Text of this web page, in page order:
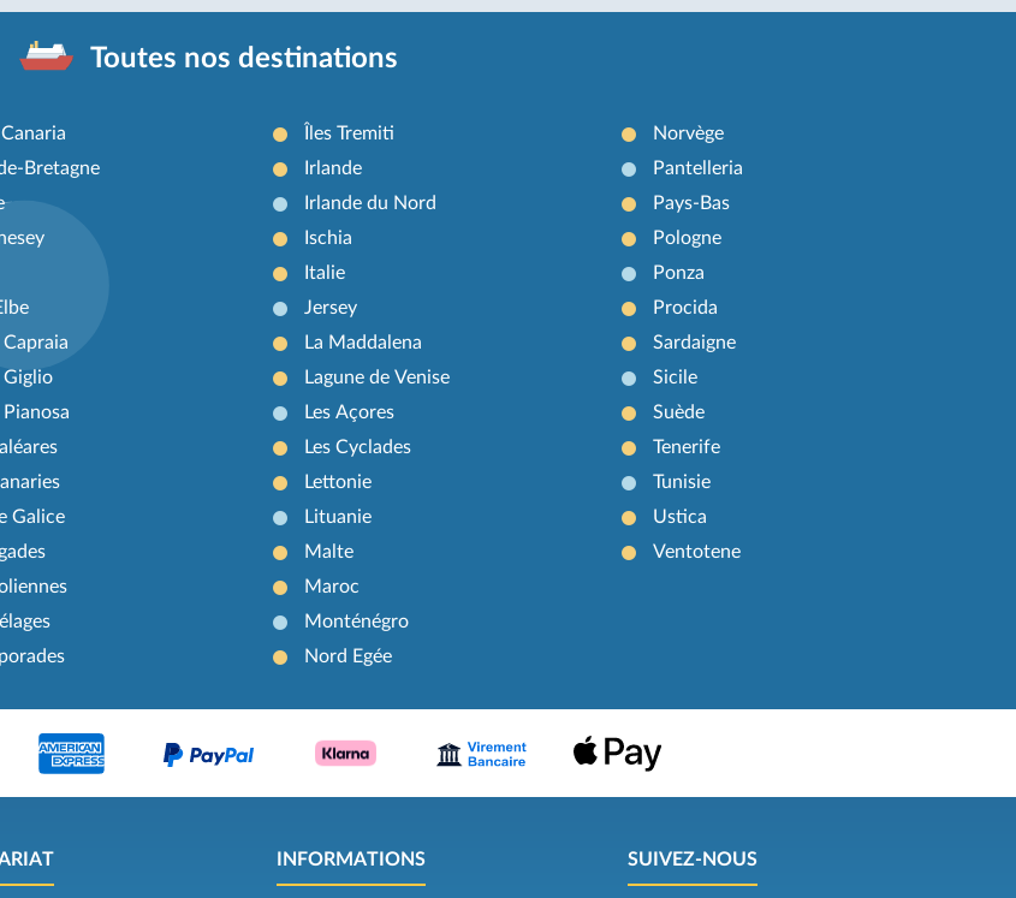
Toutes nos destinations
Bretagne
Capraia
Giglio
Pianosa
Galice
Îles Tremiti
Irlande
Irlande du Nord
Ischia
Italie
Jersey
La Maddalena
Lagune de Venise
Les Açores
Les Cyclades
Lettonie
Lituanie
Malte
Maroc
Monténégro
Nord Egée
Norvège
Pantelleria
Pays-Bas
Pologne
Ponza
Procida
Sardaigne
Sicile
Suède
Tenerife
Tunisie
Ustica
Ventotene
INFORMATIONS SUIVEZ-NOUS